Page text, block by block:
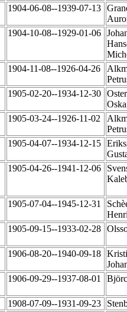
1904-06-08--1939-07-13
1904-10-08--1929-01-06
1904-11-08--1926-04-26
1905-02-20--1934-12-30
1905-03-24--1926-11-02
1905-04-07--1934-12-15
1905-04-26--1941-12-06
1905-07-04--1945-12-31
1905-09-15--1933-02-28
1906-08-20--1940-09-18
1906-09-29--1937-08-01
1908-07-09--1931-09-23